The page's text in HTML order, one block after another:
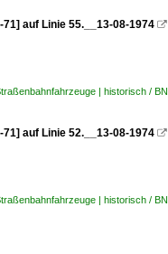
auf Linie 55.__13-08-1974 
| historisch /
auf Linie 52.__13-08-1974 
| historisch /